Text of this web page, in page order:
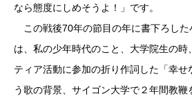
なら態度にしめそうよ！」です。
この戦後70年の節目の年に書下ろした
は、私の少年時代のこと、大学院生の時
ティア活動に参加の折り作詞した「幸
う歌の背景、サイゴン大学で２年間教鞭